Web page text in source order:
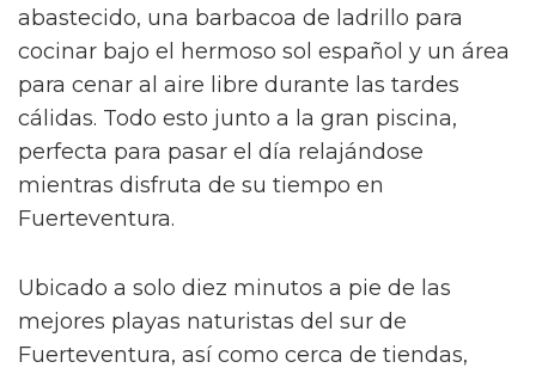
abastecido, una barbacoa de ladrillo para
cocinar bajo el hermoso sol español y un área
para cenar al aire libre durante las tardes
cálidas. Todo esto junto a la gran piscina,
perfecta para pasar el día relajándose
mientras disfruta de su tiempo en
Fuerteventura.
Ubicado a solo diez minutos a pie de las
mejores playas naturistas del sur de
Fuerteventura, así como cerca de tiendas,